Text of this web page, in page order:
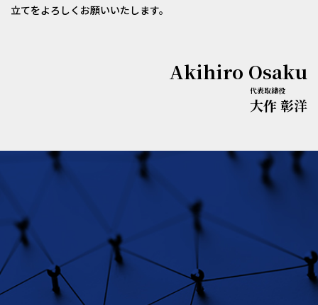
立てをよろしくお願いいたします。
Akihiro Osaku
代表取締役
大作 彰洋